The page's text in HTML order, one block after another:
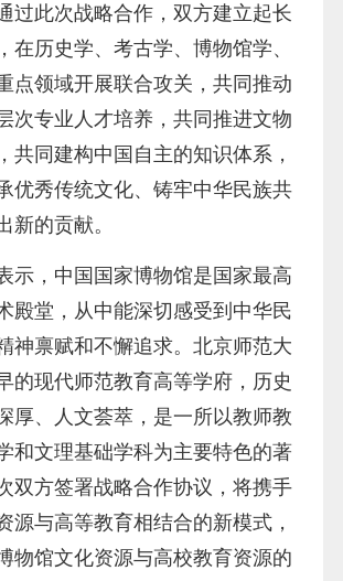
过此次战略合作，双方建立起长
在历史学、考古学、博物馆学、
点领域开展联合攻关，共同推动
次专业人才培养，共同推进文物
共同建构中国自主的知识体系，
优秀传统文化、铸牢中华民族共
新的贡献。
示，中国国家博物馆是国家最高
殿堂，从中能深切感受到中华民
神禀赋和不懈追求。北京师范大
的现代师范教育高等学府，历史
厚、人文荟萃，是一所以教师教
和文理基础学科为主要特色的著
双方签署战略合作协议，将携手
源与高等教育相结合的新模式，
物馆文化资源与高校教育资源的